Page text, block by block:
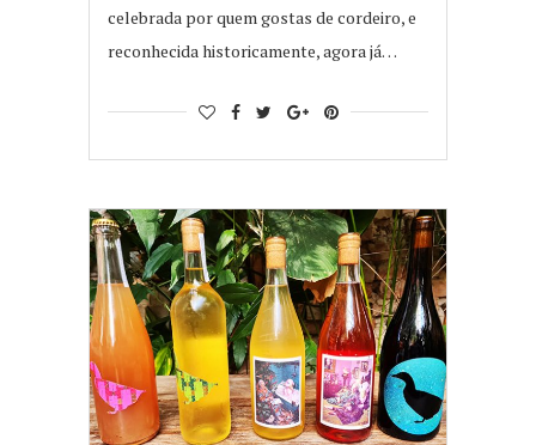
celebrada por quem gostas de cordeiro, e
reconhecida historicamente, agora já…